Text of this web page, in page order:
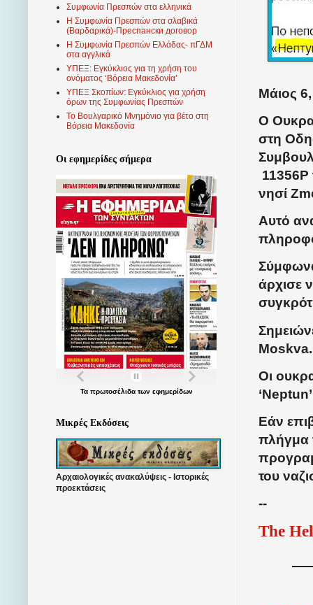
Μάιος
Ο
στη
11356P
νησί
Αυτό
άρχισε
Moskva.
Οι
Εάν
πλήγμα
του
--
The
Συμφωνία Πρεσπών στα ελληνικά
Η Συμφωνία Πρεσπών στα σλαβικά
(Βαρδαρικά)-Преспански договор
Η Συμφωνία Πρεσπών Ελλάδας- πΓΔΜ
στα αγγλικά
ΥΠΕΞ: Εγκύκλιος για τη χρήση του
ονόματος ‘Βόρεια Μακεδονία’
ΥΠΕΞ Σκοπίων: Εγκύκλιος για χρήση
όρων της Συμφωνίας Πρεσπών
Το Βουλγαρικό Μνημόνιο για βέτο στη
Βόρεια Μακεδονία
Οι εφημερίδες σήμερα
Τα πρωτοσέλιδατων εφημερίδων
Μικρές Εκδόσεις
Αρχαιολογικές ανακαλύψεις - Ιστορικές
προεκτάσεις